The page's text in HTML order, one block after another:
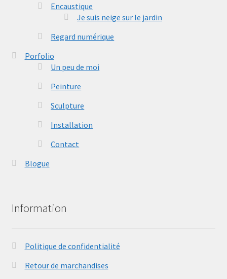
Encaustique
Je suis neige sur le jardin
Regard numérique
Porfolio
Un peu de moi
Peinture
Sculpture
Installation
Contact
Blogue
Information
Politique de confidentialité
Retour de marchandises